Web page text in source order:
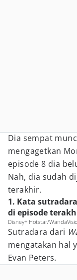
Dia sempat
mengagetkan
episode 8 dia
Nah, dia sudah
terakhir.
1. Kata
di episode
Disney+ Hotstar/
Sutradara dari
mengatakan hal
Evan Peters.